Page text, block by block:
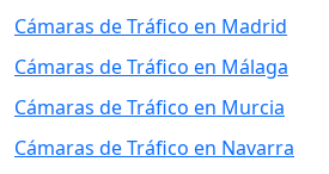
Cámaras de Tráfico en Madrid
Cámaras de Tráfico en Málaga
Cámaras de Tráfico en Murcia
Cámaras de Tráfico en Navarra